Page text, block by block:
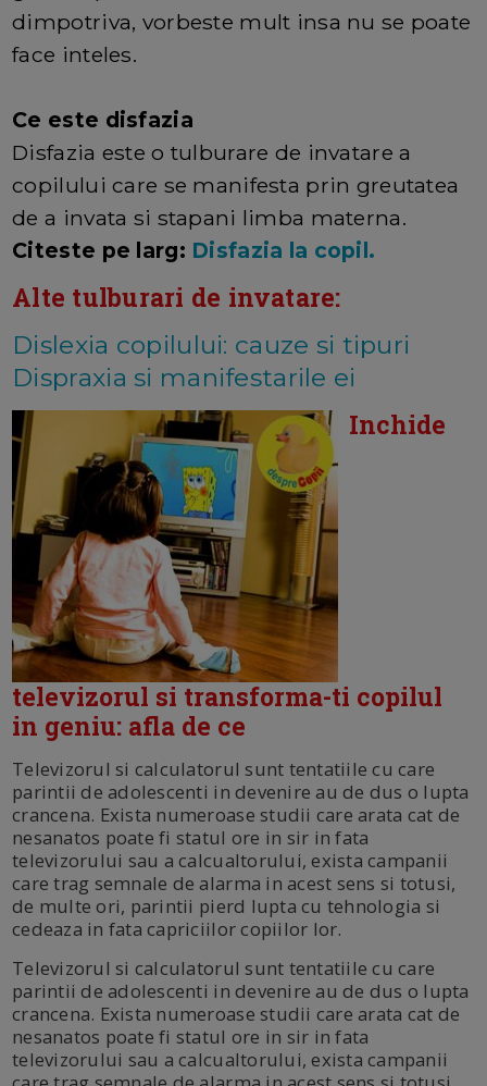
dimpotriva, vorbeste mult insa nu se poate
face inteles.
Ce este disfazia
Disfazia este o tulburare de invatare a
copilului care se manifesta prin greutatea
de a invata si stapani limba materna.
Citeste pe larg: Disfazia la copil.
Alte tulburari de invatare:
Dislexia copilului: cauze si tipuri
Dispraxia si manifestarile ei
Inchide
televizorul si transforma-ti copilul
in geniu: afla de ce
Televizorul si calculatorul sunt tentatiile cu care
parintii de adolescenti in devenire au de dus o lupta
crancena. Exista numeroase studii care arata cat de
nesanatos poate fi statul ore in sir in fata
televizorului sau a calcualtorului, exista campanii
care trag semnale de alarma in acest sens si totusi,
de multe ori, parintii pierd lupta cu tehnologia si
cedeaza in fata capriciilor copiilor lor.
Televizorul si calculatorul sunt tentatiile cu care
parintii de adolescenti in devenire au de dus o lupta
crancena. Exista numeroase studii care arata cat de
nesanatos poate fi statul ore in sir in fata
televizorului sau a calcualtorului, exista campanii